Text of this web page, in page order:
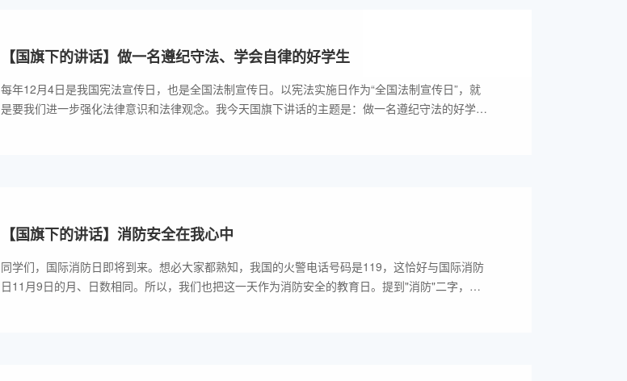
【国旗下的讲话】做一名遵纪守法、学会自律的好学生
每年12月4日是我国宪法宣传日，也是全国法制宣传日。以宪法实施日作为“全国法制宣传日”，就
是要我们进一步强化法律意识和法律观念。我今天国旗下讲话的主题是：做一名遵纪守法的好学
【国旗下的讲话】消防安全在我心中
同学们，国际消防日即将到来。想必大家都熟知，我国的火警电话号码是119，这恰好与国际消防
日11月9日的月、日数相同。所以，我们也把这一天作为消防安全的教育日。提到"消防"二字，我